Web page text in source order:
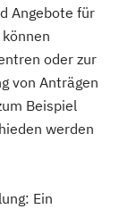
Angebote für
oder zur
von Anträgen
Beispiel
werden
Ein